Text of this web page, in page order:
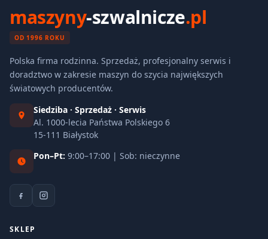
maszyny-szwalnicze.pl
OD 1996 ROKU
Polska firma rodzinna. Sprzedaż, profesjonalny serwis i
doradztwo w zakresie maszyn do szycia największych
światowych producentów.
Siedziba · Sprzedaż · Serwis
Al. 1000-lecia Państwa Polskiego 6
15-111 Białystok
Pon–Pt: 9:00–17:00 | Sob: nieczynne
SKLEP